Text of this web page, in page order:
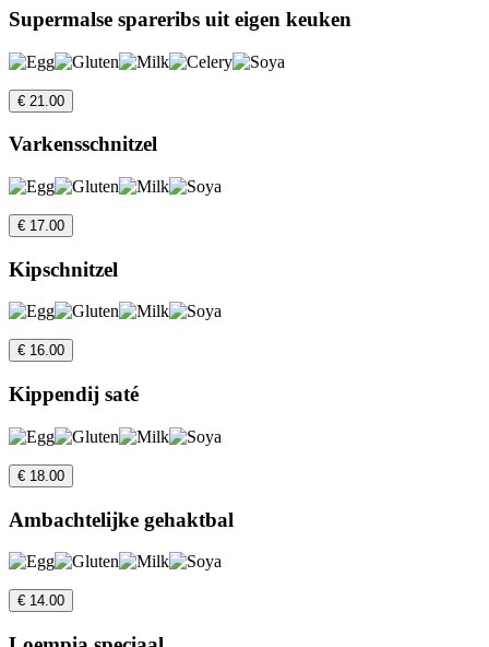
Supermalse spareribs uit eigen keuken
€ 21.00
Varkensschnitzel
€ 17.00
Kipschnitzel
€ 16.00
Kippendij saté
€ 18.00
Ambachtelijke gehaktbal
€ 14.00